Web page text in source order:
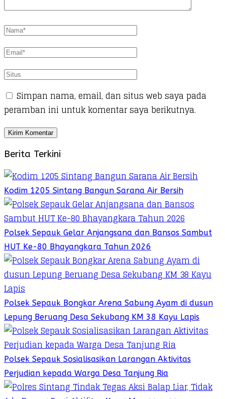
Simpan nama, email, dan situs web saya pada
peramban ini untuk komentar saya berikutnya.
Berita Terkini
Kodim 1205 Sintang Bangun Sarana Air Bersih
Polsek Sepauk Gelar Anjangsana dan Bansos Sambut
HUT Ke-80 Bhayangkara Tahun 2026
Polsek Sepauk Bongkar Arena Sabung Ayam di dusun
Lepung Beruang Desa Sekubang KM 38 Kayu Lapis
Polsek Sepauk Sosialisasikan Larangan Aktivitas
Perjudian kepada Warga Desa Tanjung Ria